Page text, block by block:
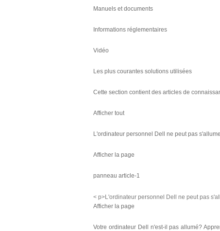
Manuels et documents
Informations réglementaires
Vidéo
Les plus courantes solutions utilisées
Cette section contient des articles de
Afficher tout
L'ordinateur personnel Dell ne peut pas
Afficher la page
panneau article-1
< p>L'ordinateur personnel Dell ne peut pas
Afficher la page
Votre ordinateur Dell n'est-il pas allumé?